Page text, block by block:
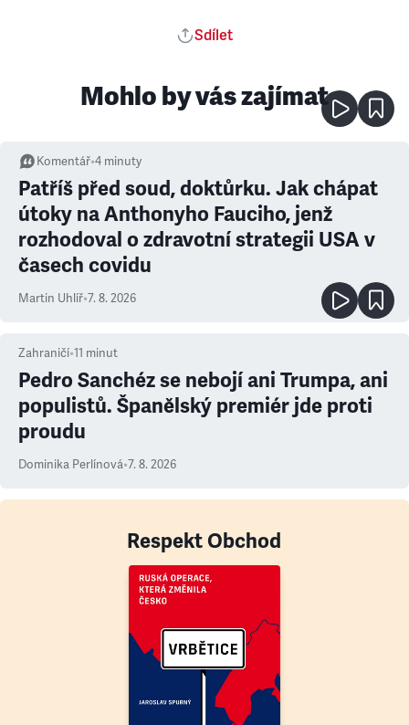
Sdílet
Mohlo by vás zajímat
Komentář•4 minuty
Patříš před soud, doktůrku. Jak chápat
útoky na Anthonyho Fauciho, jenž
rozhodoval o zdravotní strategii USA v
časech covidu
Martin Uhlíř•7. 8. 2026
Zahraničí•11 minut
Pedro Sanchéz se nebojí ani Trumpa, ani
populistů. Španělský premiér jde proti
proudu
Dominika Perlínová•7. 8. 2026
Respekt Obchod